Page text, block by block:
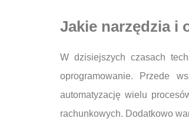
Jakie narzędzia i
W dzisiejszych czasach
oprogramowanie. Przede
automatyzację wielu
rachunkowych. Dodatkowo